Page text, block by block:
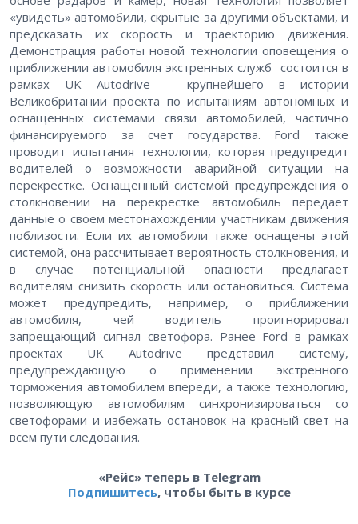
«увидеть» автомобили, скрытые за другими объектами, и
предсказать их скорость и траекторию движения.
Демонстрация работы новой технологии оповещения о
приближении автомобиля экстренных служб состоится в
рамках UK Autodrive – крупнейшего в истории
Великобритании проекта по испытаниям автономных и
оснащенных системами связи автомобилей, частично
финансируемого за счет государства. Ford также
проводит испытания технологии, которая предупредит
водителей о возможности аварийной ситуации на
перекрестке. Оснащенный системой предупреждения о
столкновении на перекрестке автомобиль передает
данные о своем местонахождении участникам движения
поблизости. Если их автомобили также оснащены этой
системой, она рассчитывает вероятность столкновения, и
в случае потенциальной опасности предлагает
водителям снизить скорость или остановиться. Система
может предупредить, например, о приближении
автомобиля, чей водитель проигнорировал
запрещающий сигнал светофора. Ранее Ford в рамках
проектах UK Autodrive представил систему,
предупреждающую о применении экстренного
торможения автомобилем впереди, а также технологию,
позволяющую автомобилям синхронизироваться со
светофорами и избежать остановок на красный свет на
всем пути следования.
«Рейс» теперь в Telegram
Подпишитесь, чтобы быть в курсе